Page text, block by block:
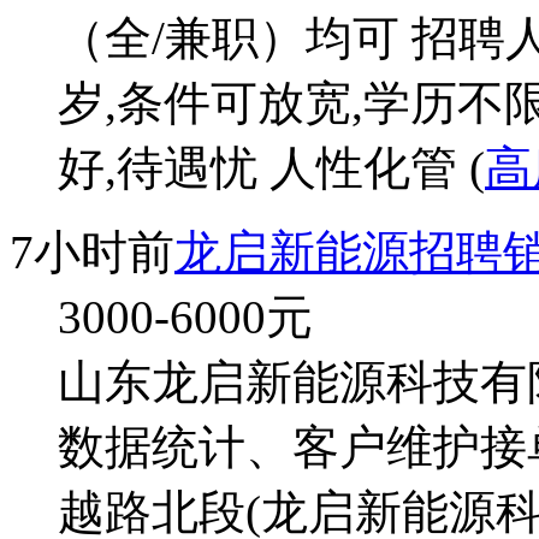
（全/兼职）均可 招聘
岁,条件可放宽,学历不
好,待遇忧 人性化管 (
7小时前龙启新能源招聘
3000-6000元
山东龙启新能源科技
数据统计、客户维护
越路北段(龙启新能源